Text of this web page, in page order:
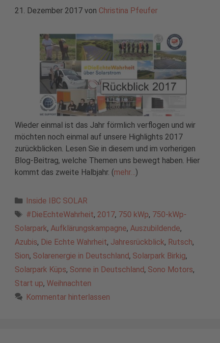
21. Dezember 2017 von Christina Pfeufer
Wieder einmal ist das Jahr förmlich verflogen und wir
möchten noch einmal auf unsere Highlights 2017
zurückblicken. Lesen Sie in diesem und im vorherigen
Blog-Beitrag, welche Themen uns bewegt haben. Hier
kommt das zweite Halbjahr. (mehr…)
Kategorien
Inside IBC SOLAR
Schlagwörter
#DieEchteWahrheit, 2017, 750 kWp, 750-kWp-
Solarpark, Aufklärungskampagne, Auszubildende,
Azubis, Die Echte Wahrheit, Jahresrückblick, Rutsch,
Sion, Solarenergie in Deutschland, Solarpark Birkig,
Solarpark Küps, Sonne in Deutschland, Sono Motors,
Start up, Weihnachten
Kommentar hinterlassen